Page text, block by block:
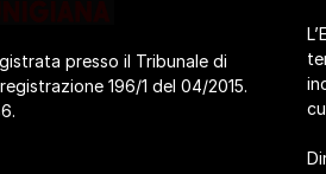
presso il Tribunale di
196/1 del 04/2015.